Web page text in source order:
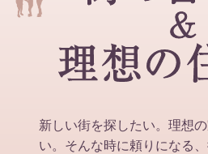
新しい街を探したい。理想
い。そんな時に頼りになる